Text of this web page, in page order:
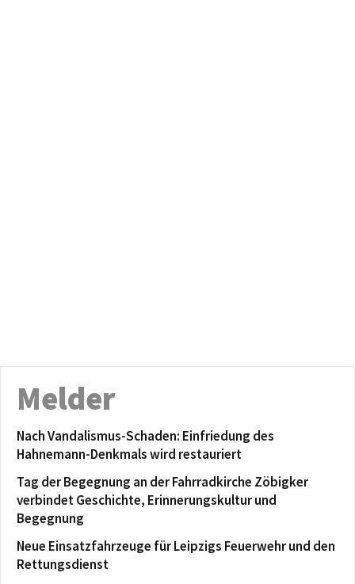
Melder
Nach Vandalismus-Schaden: Einfriedung des
Hahnemann-Denkmals wird restauriert
Tag der Begegnung an der Fahrradkirche Zöbigker
verbindet Geschichte, Erinnerungskultur und
Begegnung
Neue Einsatzfahrzeuge für Leipzigs Feuerwehr und den
Rettungsdienst